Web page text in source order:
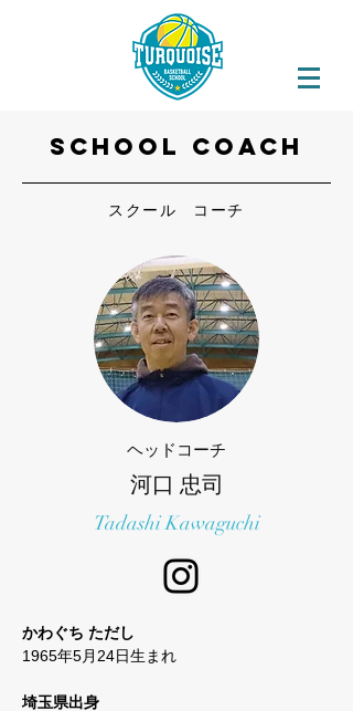
School coach
スクール コーチ
ヘッドコーチ
河口 忠司
Tadashi Kawaguchi
かわぐち ただし
1965年5月24日生まれ
埼玉県出身